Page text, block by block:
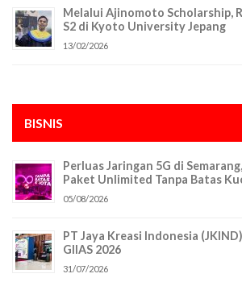
Melalui Ajinomoto Scholarship,
S2 di Kyoto University Jepang
13/02/2026
BISNIS
Perluas Jaringan 5G di
Paket Unlimited Tanpa Batas
05/08/2026
PT Jaya Kreasi Indonesia
GIIAS 2026
31/07/2026